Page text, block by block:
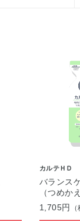
カルテＨＤ
バランス
（つめか
1,705円